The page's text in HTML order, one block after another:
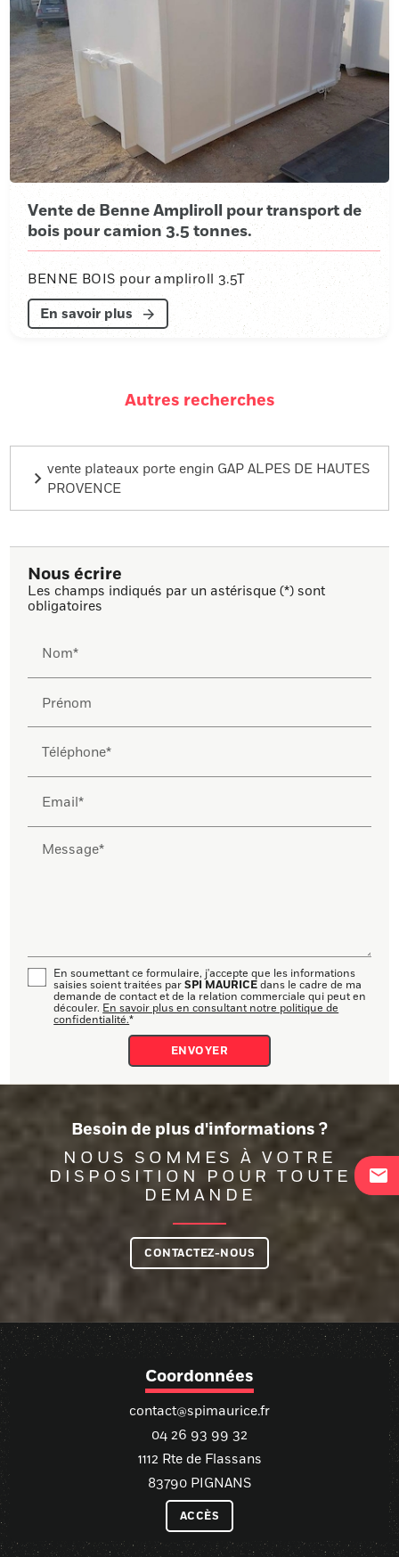
Vente de Benne Ampliroll pour transport de
bois pour camion 3.5 tonnes.
BENNE BOIS pour ampliroll 3.5T
En savoir plus
Autres recherches
vente plateaux porte engin GAP ALPES DE HAUTES
PROVENCE
Nous écrire
Les champs indiqués par un astérisque (*) sont
obligatoires
Nom*
Prénom
Téléphone*
Email*
Message*
En soumettant ce formulaire, j'accepte que les informations
saisies soient traitées parSPI MAURICE dans le cadre de ma
demande de contact et de la relation commerciale qui peut en
découler. En savoir plus en consultant notre politique de
confidentialité.*
Besoin de plus d'informations ?
NOUS SOMMES À VOTRE
DISPOSITION POUR TOUTE
DEMANDE
CONTACTEZ-NOUS
mail
Coordonnées
contact@spimaurice.fr
04 26 93 99 32
1112 Rte de Flassans
83790 PIGNANS
ACCÈS